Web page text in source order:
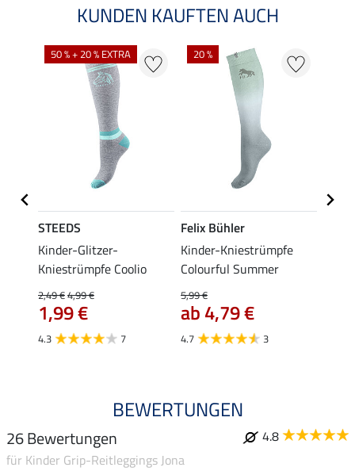
KUNDEN KAUFTEN AUCH
50 % + 20 % EXTRA
STEEDS
Kinder-Glitzer-
Kniestrümpfe Coolio
2,49 €4,99 €
1,99 €
4.3 7
20 %
Felix Bühler
Kinder-Kniestrümpfe
Colourful Summer
5,99 €
ab 4,79 €
4.7 3
BEWERTUNGEN
26 Bewertungen
4.8
für Kinder Grip-Reitleggings Jona